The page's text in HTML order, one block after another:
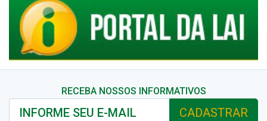
RECEBA NOSSOS INFORMATIVOS
CADASTRAR